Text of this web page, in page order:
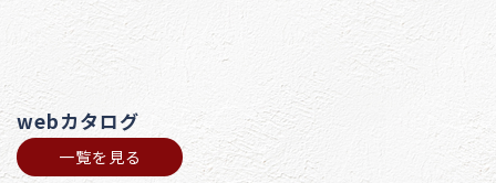
webカタログ
一覧を見る